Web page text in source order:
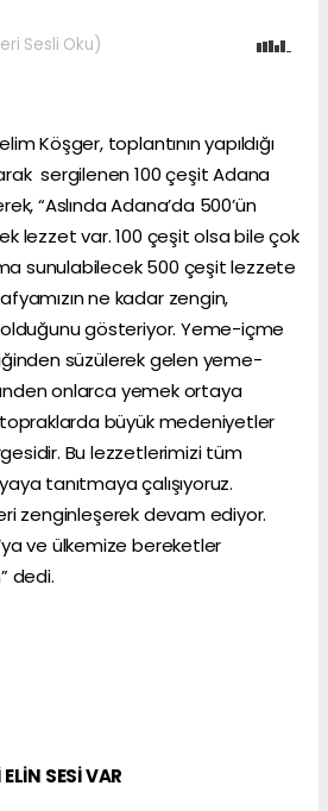
Sesli Oku)
Köşger, toplantının yapıldığı
sergilenen 100 çeşit Adana
“Aslında Adana’da 500’ün
lezzet var. 100 çeşit olsa bile çok
sunulabilecek 500 çeşit lezzete
ne kadar zengin,
gösteriyor. Yeme-içme
süzülerek gelen yeme-
onlarca yemek ortaya
büyük medeniyetler
Bu lezzetlerimizi tüm
tanıtmaya çalışıyoruz.
zenginleşerek devam ediyor.
ve ülkemize bereketler
dedi.
SESİ VAR